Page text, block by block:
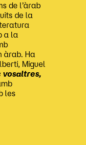
de l’àrab
de la
a la
àrab. Ha
Miguel
vosaltres,
les